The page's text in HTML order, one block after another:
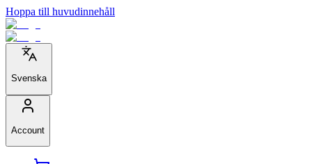
Hoppa till huvudinnehåll
Svenska
Account